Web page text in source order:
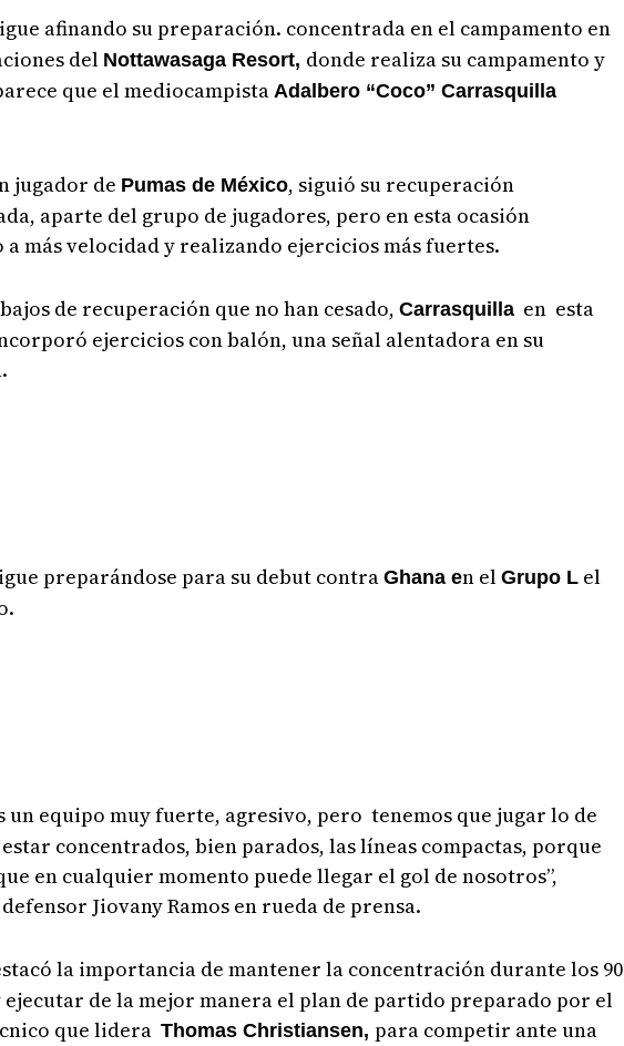
afinando su preparación. concentrada en el campamento en
del Nottawasaga Resort, donde realiza su campamento y
que el mediocampistaAdalbero “Coco” Carrasquilla
jugador de Pumas de México, siguió su recuperación
aparte del grupo de jugadores, pero en esta ocasión
más velocidad y realizando ejercicios más fuertes.
de recuperación que no han cesado, Carrasquillaen esta
ejercicios con balón, una señal alentadora en su
preparándose para su debut contra Ghana en el Grupo Lel
un equipo muy fuerte, agresivo, pero tenemos que jugar lo de
concentrados, bien parados, las líneas compactas, porque
en cualquier momento puede llegar el gol de nosotros”,
Jiovany Ramos en rueda de prensa.
la importancia de mantener la concentración durante los 90
de la mejor manera el plan de partido preparado por el
que lidera Thomas Christiansen, para competir ante una